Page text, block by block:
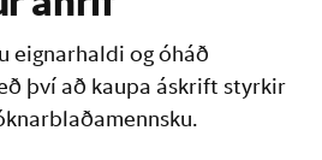
eignarhaldi og óháð
því að kaupa áskrift styrkir